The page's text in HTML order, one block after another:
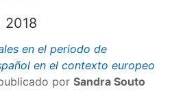
2018
en el periodo de
en el contexto europeo
por Sandra Souto